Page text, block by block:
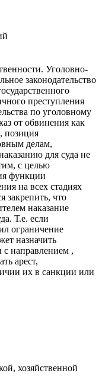
Уголовно-
законодательство
преступления
по уголовному
от обвинения как
позиция
делам,
для суда не
с целью
функции
на всех стадиях
закрепить, что
наказание
Т.е. если
ограничение
назначить
с направлением ,
арест,
их в санкции или
хозяйственной